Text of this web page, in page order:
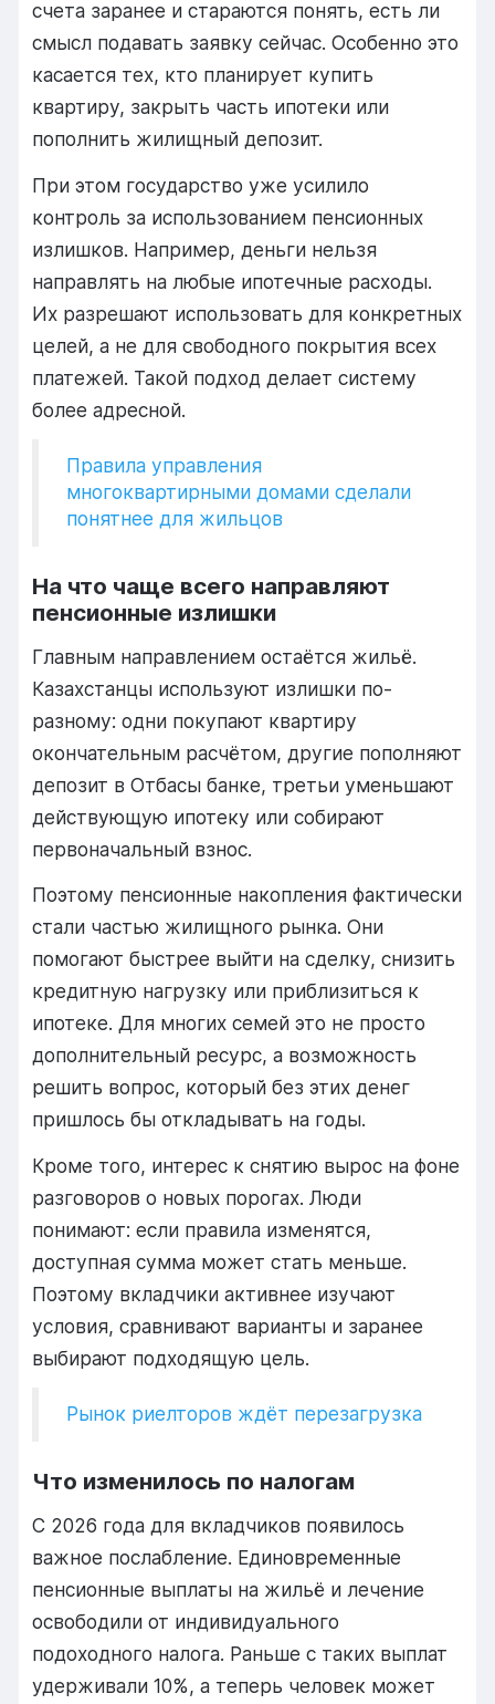
счета заранее и стараются понять, есть ли
смысл подавать заявку сейчас. Особенно это
касается тех, кто планирует купить
квартиру, закрыть часть ипотеки или
пополнить жилищный депозит.
При этом государство уже усилило
контроль за использованием пенсионных
излишков. Например, деньги нельзя
направлять на любые ипотечные расходы.
Их разрешают использовать для конкретных
целей, а не для свободного покрытия всех
платежей. Такой подход делает систему
более адресной.
Правила управления
многоквартирными домами сделали
понятнее для жильцов
На что чаще всего направляют
пенсионные излишки
Главным направлением остаётся жильё.
Казахстанцы используют излишки по-
разному: одни покупают квартиру
окончательным расчётом, другие пополняют
депозит в Отбасы банке, третьи уменьшают
действующую ипотеку или собирают
первоначальный взнос.
Поэтому пенсионные накопления фактически
стали частью жилищного рынка. Они
помогают быстрее выйти на сделку, снизить
кредитную нагрузку или приблизиться к
ипотеке. Для многих семей это не просто
дополнительный ресурс, а возможность
решить вопрос, который без этих денег
пришлось бы откладывать на годы.
Кроме того, интерес к снятию вырос на фоне
разговоров о новых порогах. Люди
понимают: если правила изменятся,
доступная сумма может стать меньше.
Поэтому вкладчики активнее изучают
условия, сравнивают варианты и заранее
выбирают подходящую цель.
Рынок риелторов ждёт перезагрузка
Что изменилось по налогам
С 2026 года для вкладчиков появилось
важное послабление. Единовременные
пенсионные выплаты на жильё и лечение
освободили от индивидуального
подоходного налога. Раньше с таких выплат
удерживали 10%, а теперь человек может